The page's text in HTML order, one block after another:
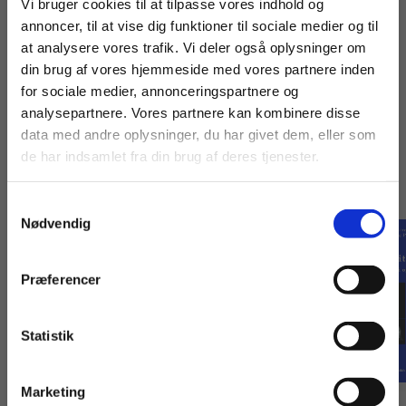
Vi bruger cookies til at tilpasse vores indhold og
annoncer, til at vise dig funktioner til sociale medier og til
at analysere vores trafik. Vi deler også oplysninger om
din brug af vores hjemmeside med vores partnere inden
for sociale medier, annonceringspartnere og
analysepartnere. Vores partnere kan kombinere disse
data med andre oplysninger, du har givet dem, eller som
de har indsamlet fra din brug af deres tjenester.
Nødvendig
Præferencer
Statistik
Marketing
Titler i serien
For privatkunder og
studerende. Du får
vist priser inkl.
For institutioner og
virksomheder. Du
får vist priser ekskl.